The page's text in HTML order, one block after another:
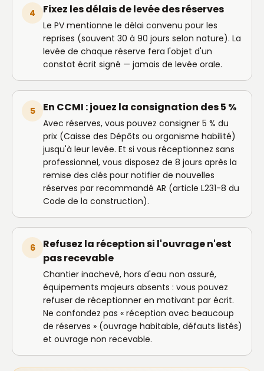
4 Fixez les délais de levée des réserves
Le PV mentionne le délai convenu pour les
reprises (souvent 30 à 90 jours selon nature). La
levée de chaque réserve fera l'objet d'un
constat écrit signé — jamais de levée orale.
5 En CCMI : jouez la consignation des 5 %
Avec réserves, vous pouvez consigner 5 % du
prix (Caisse des Dépôts ou organisme habilité)
jusqu'à leur levée. Et si vous réceptionnez sans
professionnel, vous disposez de 8 jours après la
remise des clés pour notifier de nouvelles
réserves par recommandé AR (article L231-8 du
Code de la construction).
6
Refusez la réception si l'ouvrage n'est
pas recevable
Chantier inachevé, hors d'eau non assuré,
équipements majeurs absents : vous pouvez
refuser de réceptionner en motivant par écrit.
Ne confondez pas « réception avec beaucoup
de réserves » (ouvrage habitable, défauts listés)
et ouvrage non recevable.